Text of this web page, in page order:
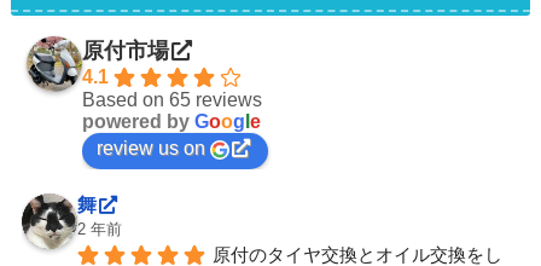
原付市場
4.1
Based on 65 reviews
powered by Goog e
review us on
舞
2 年前
原付のタイヤ交換とオイル交換をし